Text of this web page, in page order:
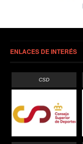
ENLACES DE INTERÉS
CSD